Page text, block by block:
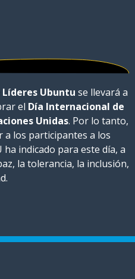
Líderes Ubuntu se llevará a
el Día Internacional de
Unidas. Por lo tanto,
a los participantes a los
indicado para este día, a
la tolerancia, la inclusión,